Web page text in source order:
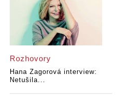
Rozhovory
Hana Zagorová interview:
Netušila...